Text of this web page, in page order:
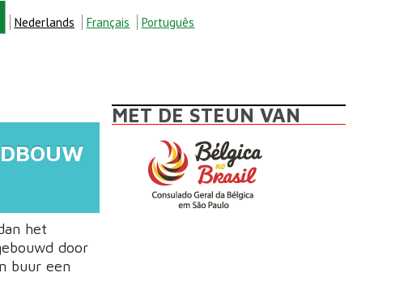
Nederlands Français Português
het
door
buur een
MET DE STEUN VAN